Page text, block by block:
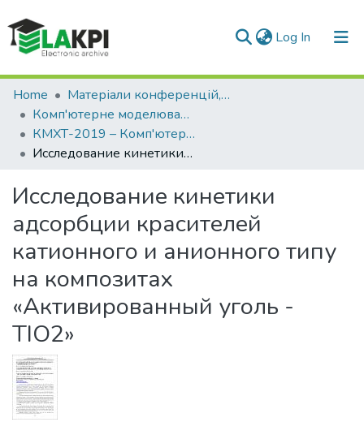
Log In (current)
Communities & Collections
All of DSpace
Statistics
Home
Матеріали конференцій, семінарів і т.п.
Комп'ютерне моделювання в хімії та технологіях – КМХТ
КМХТ-2019 – Комп'ютерне моделювання в хімії та технологіях і системах сталого розвитку
Исследование кинетики адсорбции красителей катионного и анионного типу на композитах «Активированный уголь - ТІО2»
Исследование кинетики
адсорбции красителей
катионного и анионного типу
на композитах
«Активированный уголь -
ТІО2»